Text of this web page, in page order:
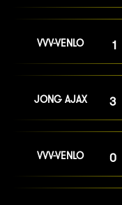
VVV-VENLO
JONG AJAX
VVV-VENLO